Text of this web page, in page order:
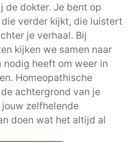
de dokter. Je bent op
verder kijkt, die luistert
je verhaal. Bij
kijken we samen naar
heeft om weer in
Homeopathische
achtergrond van je
zelfhelende
doen wat het altijd al